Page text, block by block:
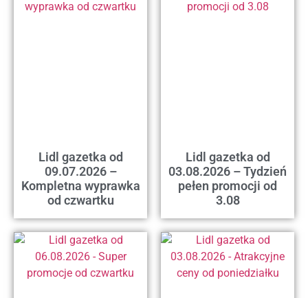
Lidl gazetka od
09.07.2026 –
Kompletna wyprawka
od czwartku
Lidl gazetka od
03.08.2026 – Tydzień
pełen promocji od
3.08